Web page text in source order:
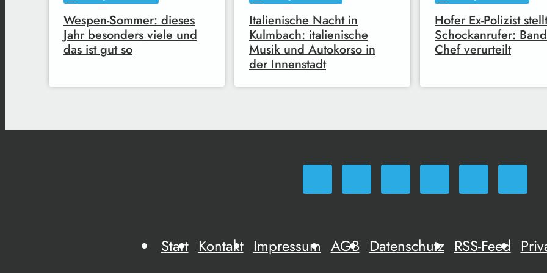
Wespen-Sommer: dieses
Jahr besonders viele und
das ist gut so
Italienische Nacht in
Kulmbach: italienische
Musik und Autokorso in
der Innenstadt
Hofer Ex-Polizist stellt
Schockanrufer:
Chef verurteilt
Start Kontakt Impressum AGB Datenschutz RSS-Feed